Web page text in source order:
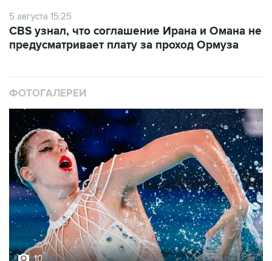
5 августа 15:25
CBS узнал, что соглашение Ирана и Омана не
предусматривает плату за проход Ормуза
ФОТОГАЛЕРЕИ
10